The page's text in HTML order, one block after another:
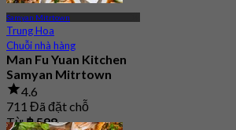
Samyan Mitrtown
Trung Hoa
Chuỗi nhà hàng
Man Fu Yuan Kitchen
Samyan Mitrtown
4.6
711 Đã đặt chỗ
Từ฿ 598